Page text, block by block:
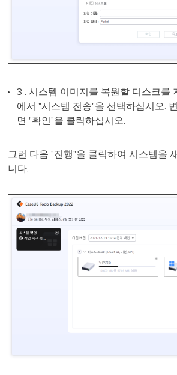
3 . 시스템 이미지를 복원할 디스크를
에서 "시스템 전송"을 선택하십시오.
면 "확인"을 클릭하십시오.
그런 다음 "진행"을 클릭하여 시스템을
니다.